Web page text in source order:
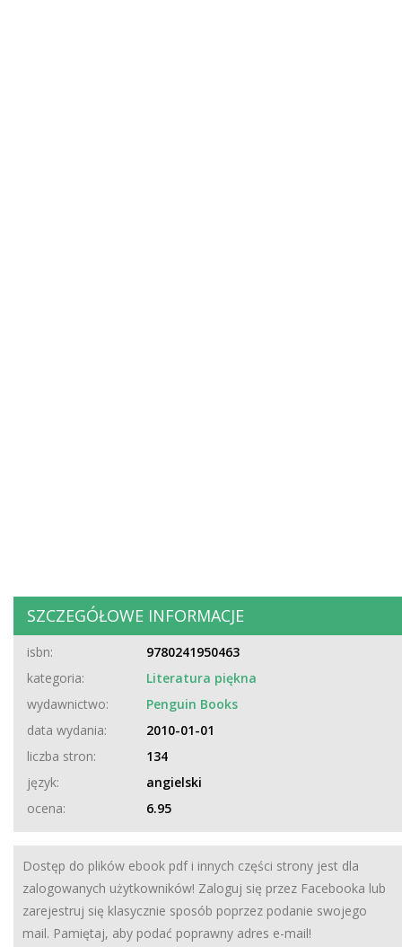
SZCZEGÓŁOWE INFORMACJE
isbn:
9780241950463
kategoria:
Literatura piękna
wydawnictwo:
Penguin Books
data wydania:
2010-01-01
liczba stron:
134
język:
angielski
ocena:
6.95
Dostęp do plików ebook pdf i innych części strony jest dla
zalogowanych użytkowników! Zaloguj się przez Facebooka lub
zarejestruj się klasycznie sposób poprzez podanie swojego
mail. Pamiętaj, aby podać poprawny adres e-mail!